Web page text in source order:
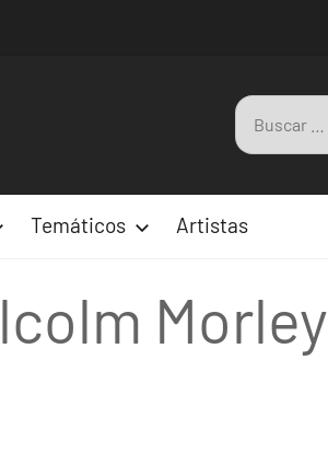
Buscar:
Temáticos Artistas
Morley